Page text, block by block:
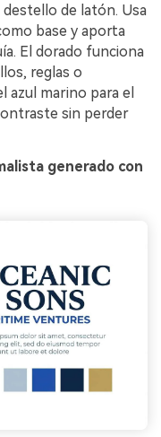
de latón. Usa
base y aporta
El dorado funciona
reglas o
azul marino para el
sin perder
generado con